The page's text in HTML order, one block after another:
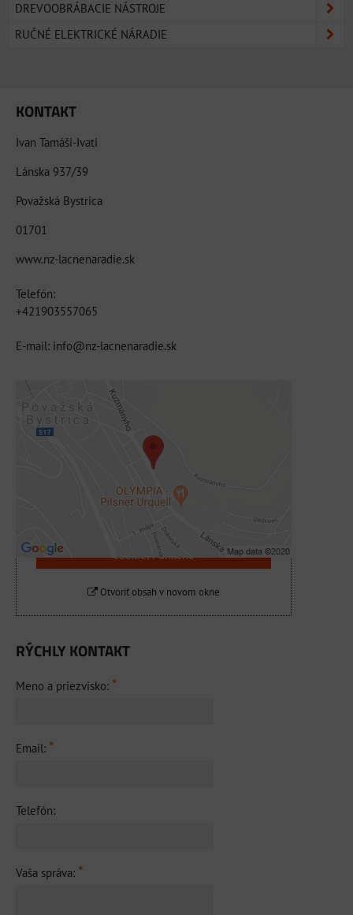
DREVOOBRÁBACIE NÁSTROJE
RUČNÉ ELEKTRICKÉ NÁRADIE
KONTAKT
Ivan Tamáši-Ivati
Lánska 937/39
Považská Bystrica
01701
www.nz-lacnenaradie.sk
Telefón:
+421903557065
E-mail: info@nz-lacnenaradie.sk
Externý obsah je blokovaný Voľbami
súkromia
Prajete si načítať externý obsah?
Povoliť tentokrát
Povoliť a zapamätať - súhlas s druhom
cookie: Funkčné
Otvoriť obsah v novom okne
RÝCHLY KONTAKT
Meno a priezvisko: *
Email: *
Telefón:
Vaša správa: *